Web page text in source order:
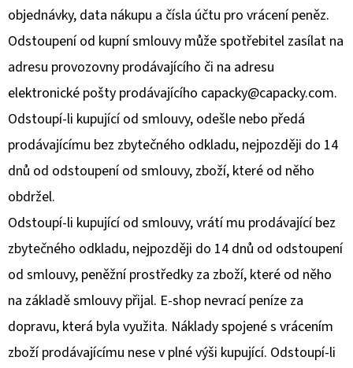
objednávky, data nákupu a čísla účtu pro vrácení peněz.
Odstoupení od kupní smlouvy může spotřebitel zasílat na
adresu provozovny prodávajícího či na adresu
elektronické pošty prodávajícího capacky@capacky.com.
Odstoupí-li kupující od smlouvy, odešle nebo předá
prodávajícímu bez zbytečného odkladu, nejpozději do 14
dnů od odstoupení od smlouvy, zboží, které od něho
obdržel.
Odstoupí-li kupující od smlouvy, vrátí mu prodávající bez
zbytečného odkladu, nejpozději do 14 dnů od odstoupení
od smlouvy, peněžní prostředky za zboží, které od něho
na základě smlouvy přijal. E-shop nevrací peníze za
dopravu, která byla využita. Náklady spojené s vrácením
zboží prodávajícímu nese v plné výši kupující. Odstoupí-li